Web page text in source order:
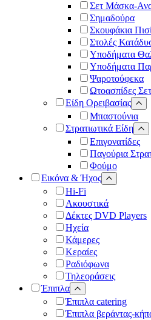
Σετ Μάσκα-
Σημαδούρα
Σκουφάκια
Στολές
Υποδήματα
Υποδήματα
Ψαροτούφεκα
Ωτοασπίδες Σετ
Είδη Ορειβασίας
Μπαστούνια
Στρατιωτικά Είδη
Επιγονατίδες
Παγούρια
Φούμο
Εικόνα & Ήχος
Hi-Fi
Ακουστικά
Δέκτες DVD Players
Ηχεία
Κάμερες
Κεραίες
Ραδιόφωνα
Τηλεοράσεις
Έπιπλα
Έπιπλα catering
Έπιπλα βεράντας-